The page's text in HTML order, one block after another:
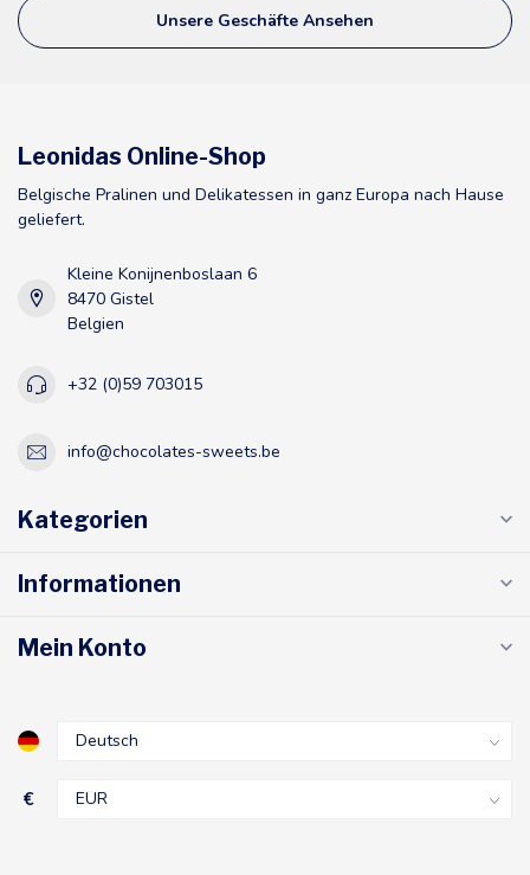
Unsere Geschäfte Ansehen
Leonidas Online-Shop
Belgische Pralinen und Delikatessen in ganz Europa nach Hause
geliefert.
Kleine Konijnenboslaan 6
8470 Gistel
Belgien
+32 (0)59 703015
info@chocolates-sweets.be
Kategorien
Informationen
Mein Konto
€